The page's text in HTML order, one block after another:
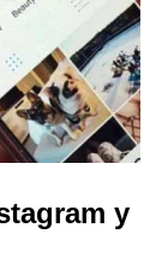
y